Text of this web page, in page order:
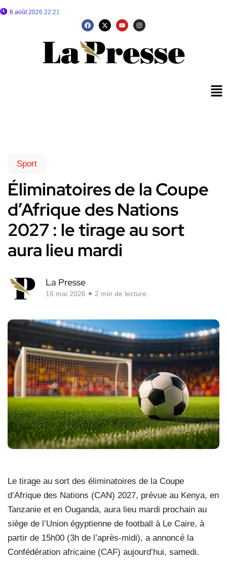
6 août 2026 22:21
Sport
Éliminatoires de la Coupe
d’Afrique des Nations
2027 : le tirage au sort
aura lieu mardi
La Presse
16 mai 2026 2 min de lecture
Le tirage au sort des éliminatoires de la Coupe
d’Afrique des Nations (CAN) 2027, prévue au Kenya, en
Tanzanie et en Ouganda, aura lieu mardi prochain au
siège de l’Union égyptienne de football à Le Caire, à
partir de 15h00 (3h de l’après-midi), a annoncé la
Confédération africaine (CAF) aujourd’hui, samedi.